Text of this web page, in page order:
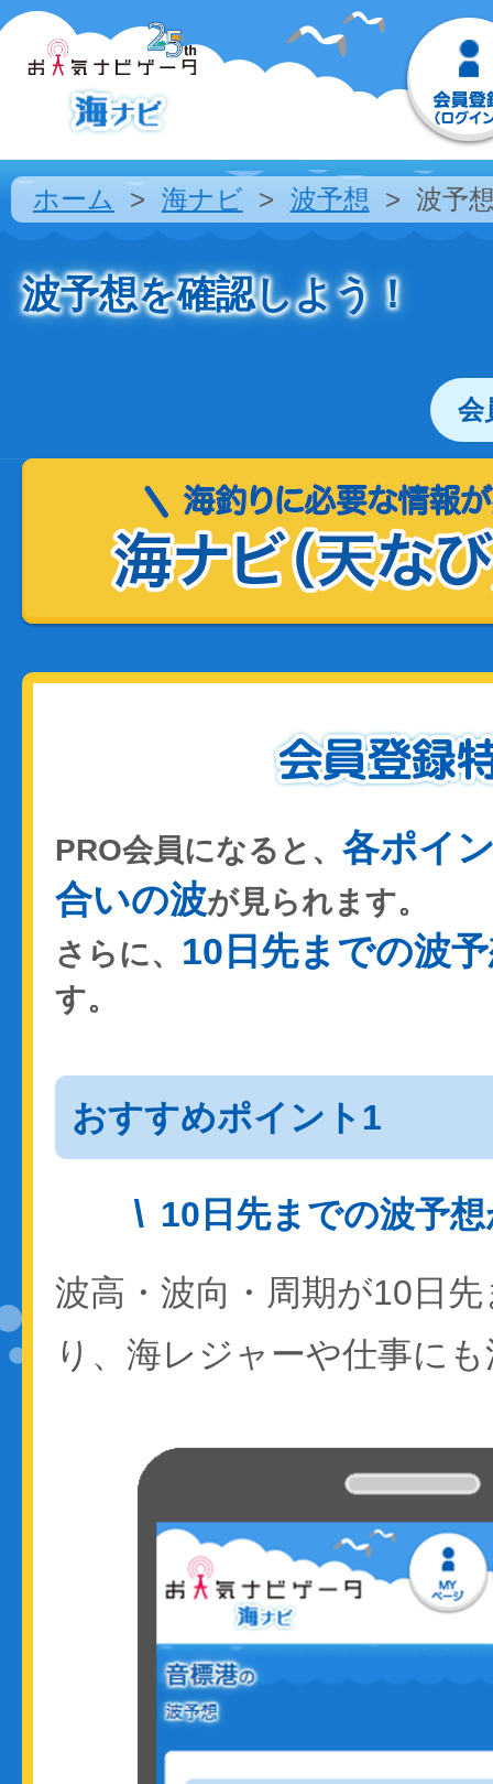
ホーム 海ナビ 波予想 波予
波予想を確認しよう！
会
PRO会員になると、 各ポイ
合いの波が見られます。
さらに、 10日先までの波
す。
おすすめポイント1
10日先までの波予
波高・波向・周期が10日
り、海レジャーや仕事に